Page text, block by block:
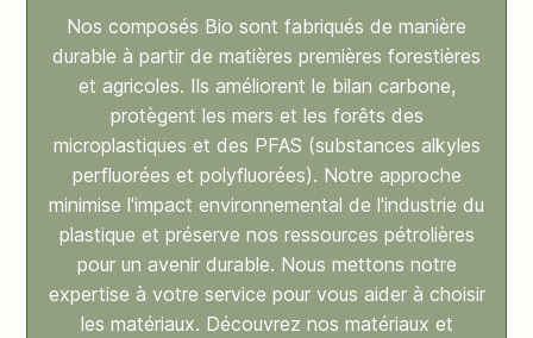
Nos composés Bio sont fabriqués de manière
durable à partir de matières premières forestières
et agricoles. Ils améliorent le bilan carbone,
protègent les mers et les forêts des
microplastiques et des PFAS (substances alkyles
perfluorées et polyfluorées). Notre approche
minimise l'impact environnemental de l'industrie du
plastique et préserve nos ressources pétrolières
pour un avenir durable. Nous mettons notre
expertise à votre service pour vous aider à choisir
les matériaux. Découvrez nos matériaux et